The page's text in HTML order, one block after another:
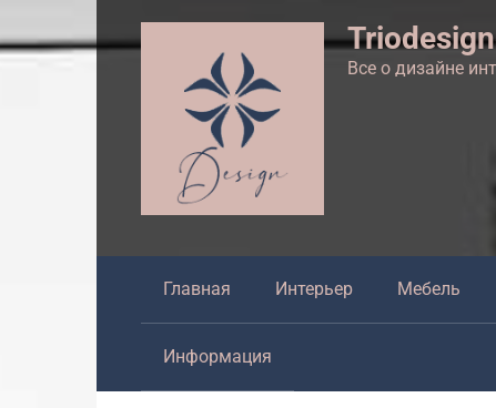
к
Все о дизайне
Главная Интерьер Мебель
Информация